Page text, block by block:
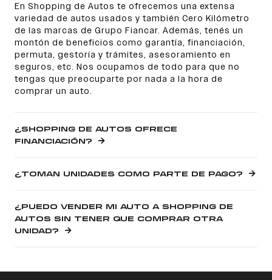
En Shopping de Autos te ofrecemos una extensa
variedad de autos usados y también Cero Kilómetro
de las marcas de Grupo Fiancar. Además, tenés un
montón de beneficios como garantía, financiación,
permuta, gestoría y trámites, asesoramiento en
seguros, etc. Nos ocupamos de todo para que no
tengas que preocuparte por nada a la hora de
comprar un auto.
¿SHOPPING DE AUTOS OFRECE
FINANCIACIÓN?
¿TOMAN UNIDADES COMO PARTE DE PAGO?
¿PUEDO VENDER MI AUTO A SHOPPING DE
AUTOS SIN TENER QUE COMPRAR OTRA
UNIDAD?